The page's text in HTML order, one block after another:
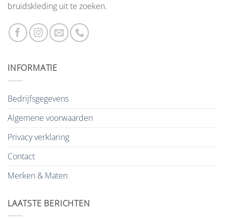
bruidskleding uit te zoeken.
INFORMATIE
Bedrijfsgegevens
Algemene voorwaarden
Privacy verklaring
Contact
Merken & Maten
LAATSTE BERICHTEN